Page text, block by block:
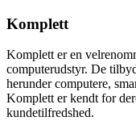
Komplett
Komplett er en
computerudstyr. De
herunder computere,
Komplett er kendt for
kundetilfredshed.